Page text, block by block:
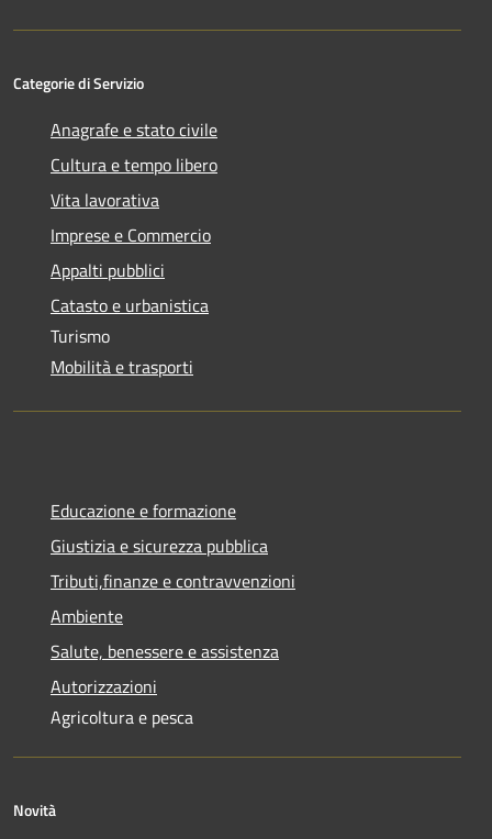
Categorie di Servizio
Anagrafe e stato civile
Cultura e tempo libero
Vita lavorativa
Imprese e Commercio
Appalti pubblici
Catasto e urbanistica
Turismo
Mobilità e trasporti
Educazione e formazione
Giustizia e sicurezza pubblica
Tributi,finanze e contravvenzioni
Ambiente
Salute, benessere e assistenza
Autorizzazioni
Agricoltura e pesca
Novità